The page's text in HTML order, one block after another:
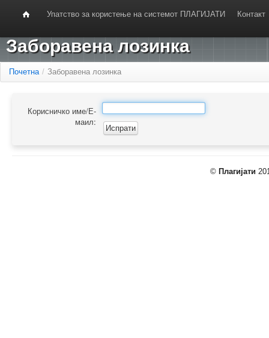
Упатство за користење на системот ПЛАГИЈАТИ Контакт
Заборавена лозинка
Почетна / Заборавена лозинка
Корисничко име/Е-
маил:
© Плагијати